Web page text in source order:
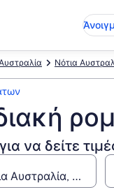
Νότια
να δείτε